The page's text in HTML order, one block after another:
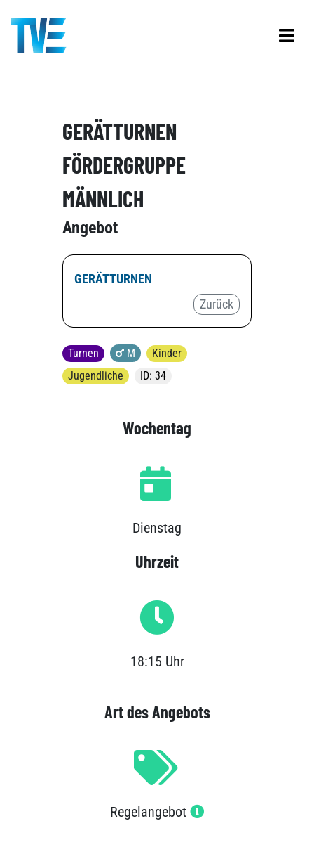
GERÄTTURNEN
FÖRDERGRUPPE
MÄNNLICH
Angebot
GERÄTTURNEN
Zurück
Turnen M
Kinder
Jugendliche
ID: 34
Wochentag
Dienstag
Uhrzeit
18:15 Uhr
Art des Angebots
Regelangebot